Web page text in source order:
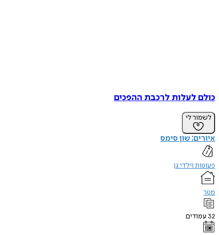
כולם לעלות לרכבת ההפכים
לשמור לי
איורים: שון סימס
פעוטות וילדי גן
מטר
32 עמודים